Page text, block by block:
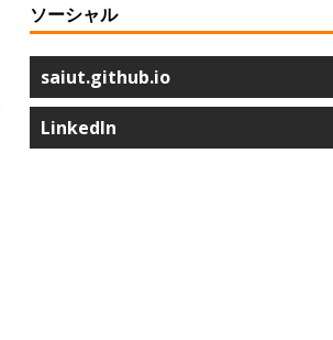
ソーシャル
saiut.github.io
LinkedIn